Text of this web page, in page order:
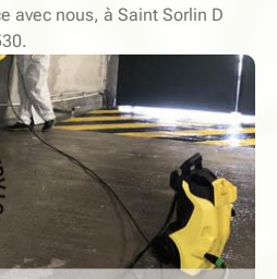
avec nous, à Saint Sorlin D